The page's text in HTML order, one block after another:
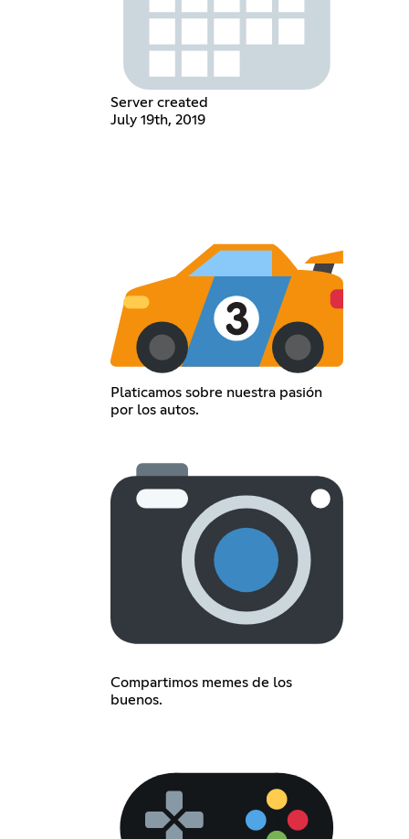
Server created
July 19th, 2019
Platicamos sobre nuestra pasión
por los autos.
Compartimos memes de los
buenos.